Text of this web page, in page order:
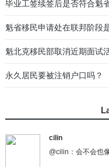
07 更新3:近期部分魁北克
08 UCI Number是什么？
09 关于魁北克技术职业培
10 答疑：CSQ后联邦阶段
cilin
@cilin：会不会也